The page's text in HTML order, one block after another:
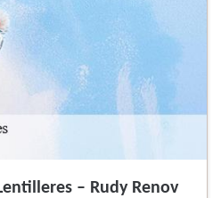
– Rudy Renov